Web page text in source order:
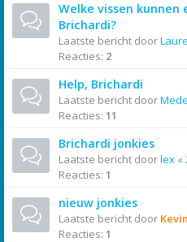
Welke vissen kunnen
Brichardi?
Laatste bericht door
Reacties: 2
Help, Brichardi
Laatste bericht door
Reacties: 11
Brichardi jonkies
Laatste bericht doorlex «
Reacties: 1
nieuw jonkies
Laatste bericht door Kevin
Reacties: 1